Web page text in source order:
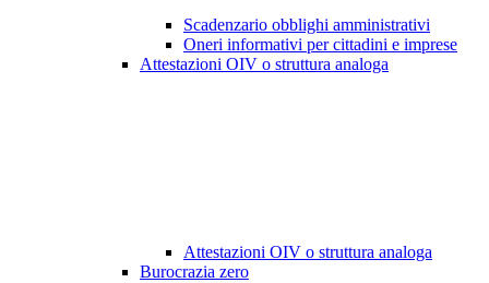
Scadenzario obblighi amministrativi
Oneri informativi per cittadini e imprese
Attestazioni OIV o struttura analoga
Attestazioni OIV o struttura analoga
Burocrazia zero